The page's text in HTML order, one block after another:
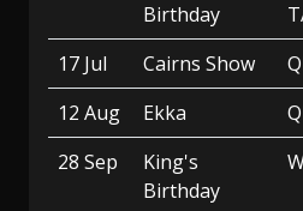
Birthday
17 Jul
Cairns Show
12 Aug
Ekka
28 Sep
King's
Birthday